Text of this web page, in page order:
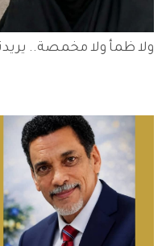
ولا ظمأ ولا مخمصة..